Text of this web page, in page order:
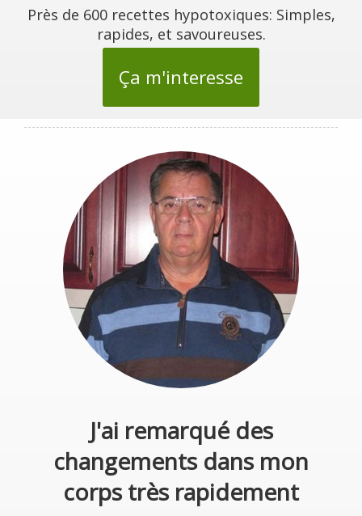
Près de 600 recettes hypotoxiques: Simples,
rapides, et savoureuses.
Ça m'interesse
J'ai remarqué des
changements dans mon
corps très rapidement